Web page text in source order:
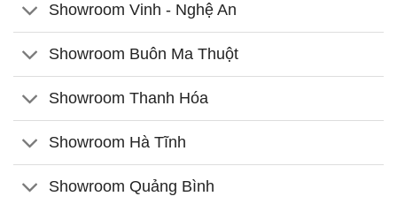
Showroom Vinh - Nghệ An
Showroom Buôn Ma Thuột
Showroom Thanh Hóa
Showroom Hà Tĩnh
Showroom Quảng Bình